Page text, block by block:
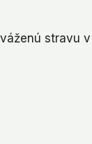
stravu